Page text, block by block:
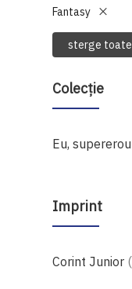
Fantasy
sterge toate
Colecție
Eu, supererou
Imprint
Corint Junior